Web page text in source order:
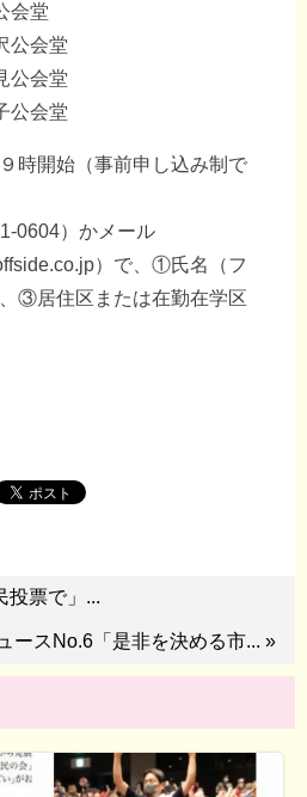
会堂
公会堂
公会堂
公会堂
時開始（事前申し込み制で
0604）かメール
）で、①氏名（フ
③居住区または在勤在学区
投票で」...
ースNo.6「是非を決める市... »